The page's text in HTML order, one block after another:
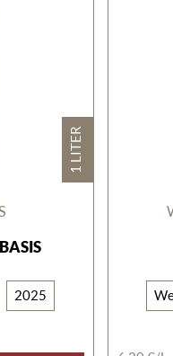
1 LITER
2025